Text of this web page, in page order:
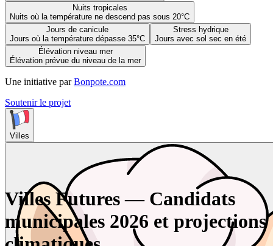
Nuits tropicales
Nuits où la température ne descend pas sous 20°C
Jours de canicule
Jours où la température dépasse 35°C
Stress hydrique
Jours avec sol sec en été
Élévation niveau mer
Élévation prévue du niveau de la mer
Une initiative par Bonpote.com
Soutenir le projet
Villes
Villes Futures — Candidats
municipales 2026 et projections